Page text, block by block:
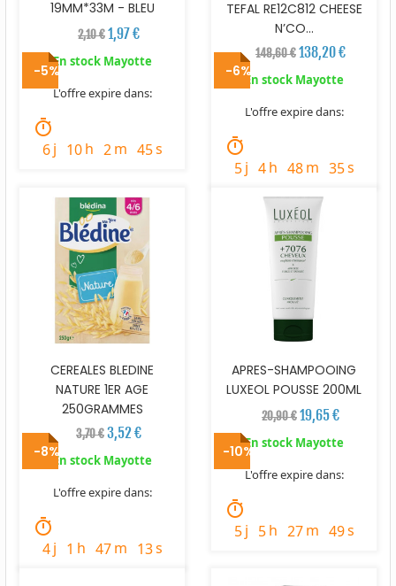
19MM*33M - BLEU
2,10 €1,97 €
En stock Mayotte
L'offre expire dans:
timer
6j 10h 2m 44s
TEFAL RE12C812 CHEESE
N’CO...
148,60 €138,20 €
En stock Mayotte
L'offre expire dans:
timer
5j 4h 48m 34s
-5%
CEREALES BLEDINE
NATURE 1ER AGE
250GRAMMES
3,70 €3,52 €
En stock Mayotte
L'offre expire dans:
timer
4j 1 h 47m 12s
-6%
APRES-SHAMPOOING
LUXEOL POUSSE 200ML
20,90 €19,65 €
En stock Mayotte
L'offre expire dans:
timer
5j 5h 27m 48s
-8% -10%